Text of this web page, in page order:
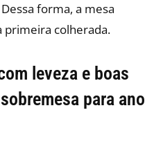
forma, a mesa
primeira colherada.
leveza e boas
para ano